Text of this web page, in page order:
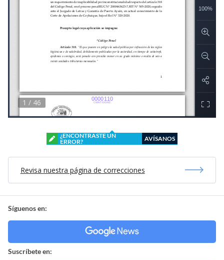
¿ENCONTRASTE UN
ERROR?
AVÍSANOS
Revisa nuestra página de correcciones
Síguenos en:
Suscríbete en: